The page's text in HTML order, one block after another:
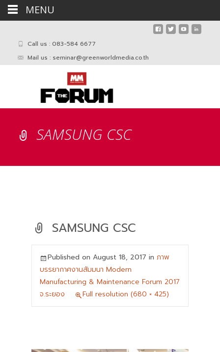
Call us : 083-584 6677
Mail us : seminar@greenworldmedia.co.th
SAMSUNG CSC
SAMSUNG CSC
Published on August 18, 2017 in ภาพ
บรรยากาศงานสัมมนา Modern
Manufacturing & Maintenance Forum 2017
จ.ระยอง
Full resolution (680 × 425)
MENU